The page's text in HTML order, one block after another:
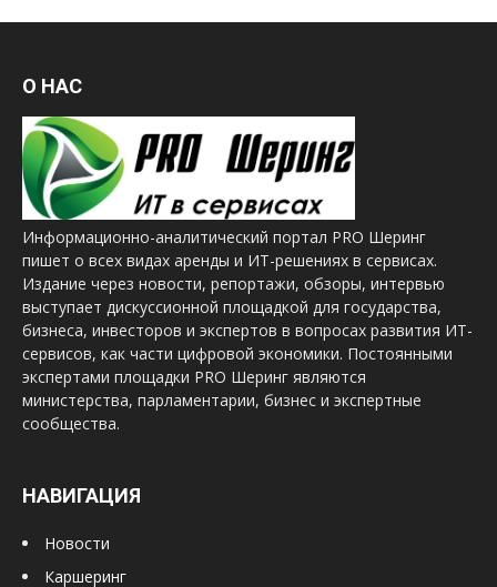
О НАС
Информационно-аналитический портал PRO Шеринг
пишет о всех видах аренды и ИТ-решениях в сервисах.
Издание через новости, репортажи, обзоры, интервью
выступает дискуссионной площадкой для государства,
бизнеса, инвесторов и экспертов в вопросах развития ИТ-
сервисов, как части цифровой экономики. Постоянными
экспертами площадки PRO Шеринг являются
министерства, парламентарии, бизнес и экспертные
сообщества.
НАВИГАЦИЯ
Новости
Каршеринг